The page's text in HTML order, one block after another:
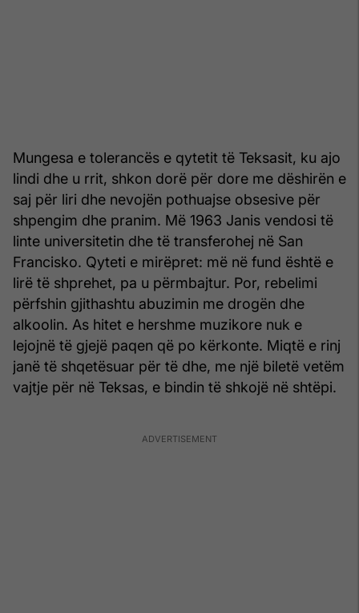
Mungesa e tolerancës e qytetit të Teksasit, ku ajo
lindi dhe u rrit, shkon dorë për dore me dëshirën e
saj për liri dhe nevojën pothuajse obsesive për
shpengim dhe pranim. Më 1963 Janis vendosi të
linte universitetin dhe të transferohej në San
Francisko. Qyteti e mirëpret: më në fund është e
lirë të shprehet, pa u përmbajtur. Por, rebelimi
përfshin gjithashtu abuzimin me drogën dhe
alkoolin. As hitet e hershme muzikore nuk e
lejojnë të gjejë paqen që po kërkonte. Miqtë e rinj
janë të shqetësuar për të dhe, me një biletë vetëm
vajtje për në Teksas, e bindin të shkojë në shtëpi.